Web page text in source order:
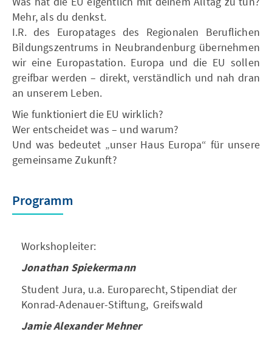
Mehr, als du denkst.
I.R. des Europatages des Regionalen Beruflichen
Bildungszentrums in Neubrandenburg übernehmen
wir eine Europastation. Europa und die EU sollen
greifbar werden – direkt, verständlich und nah dran
an unserem Leben.
Wie funktioniert die EU wirklich?
Wer entscheidet was – und warum?
Und was bedeutet „unser Haus Europa“ für unsere
gemeinsame Zukunft?
Programm
Workshopleiter:
Jonathan Spiekermann
Student Jura, u.a. Europarecht, Stipendiat der
Konrad-Adenauer-Stiftung, Greifswald
Jamie Alexander Mehner